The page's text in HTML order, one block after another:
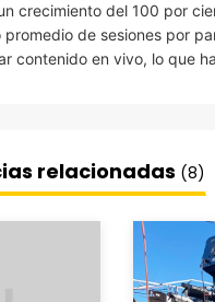
crecimiento del 100 por
promedio de sesiones por
contenido en vivo, lo que
relacionadas (8)